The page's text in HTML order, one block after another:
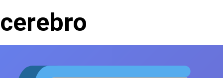
cerebro